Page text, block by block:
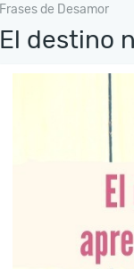
Frases de Desamor
El destino